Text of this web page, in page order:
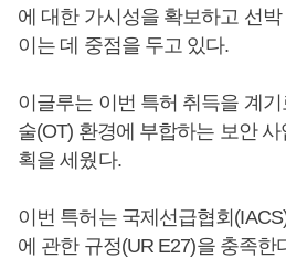
에 대한 가시성을 확보하고 선
이는 데 중점을 두고 있다.
이글루는 이번 특허 취득을 계
술(OT) 환경에 부합하는 보안
획을 세웠다.
이번 특허는 국제선급협회
에 관한 규정(UR E27)을 충족한